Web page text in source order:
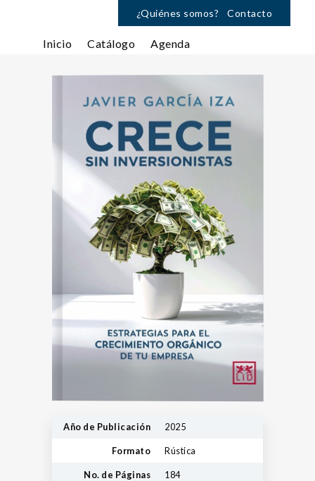
¿Quiénes somos? Contacto
Inicio Catálogo Agenda
Año de Publicación 2025
Formato Rústica
No. de Páginas 184